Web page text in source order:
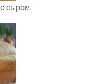
сыром.